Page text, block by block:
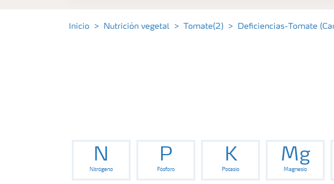
Inicio Nutrición vegetal Tomate(2) Deficiencias-Tomate
N
Nitrógeno
P
Fósforo
K
Potasio
Mg
Magnesio